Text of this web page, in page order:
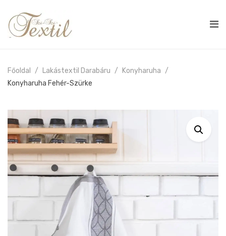
Főoldal Lakástextil Darabáru
Konyharuha
Konyharuha Fehér-Szürke